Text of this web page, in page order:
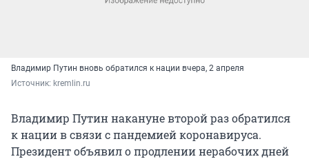
Владимир Путин вновь обратился к нации вчера, 2 апреля
Источник: kremlin.ru
Владимир Путин накануне второй раз обратился
к нации в связи с пандемией коронавируса.
Президент объявил о продлении нерабочих дней